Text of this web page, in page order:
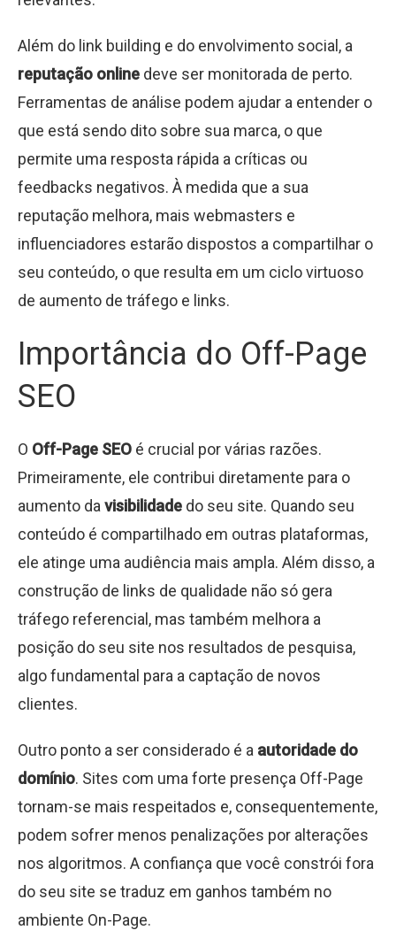
Além do link building e do envolvimento social, a
reputação online deve ser monitorada de perto.
Ferramentas de análise podem ajudar a entender o
que está sendo dito sobre sua marca, o que
permite uma resposta rápida a críticas ou
feedbacks negativos. À medida que a sua
reputação melhora, mais webmasters e
influenciadores estarão dispostos a compartilhar o
seu conteúdo, o que resulta em um ciclo virtuoso
de aumento de tráfego e links.
Importância do Off-Page
SEO
O Off-Page SEO é crucial por várias razões.
Primeiramente, ele contribui diretamente para o
aumento da visibilidade do seu site. Quando seu
conteúdo é compartilhado em outras plataformas,
ele atinge uma audiência mais ampla. Além disso, a
construção de links de qualidade não só gera
tráfego referencial, mas também melhora a
posição do seu site nos resultados de pesquisa,
algo fundamental para a captação de novos
clientes.
Outro ponto a ser considerado é a autoridade do
domínio. Sites com uma forte presença Off-Page
tornam-se mais respeitados e, consequentemente,
podem sofrer menos penalizações por alterações
nos algoritmos. A confiança que você constrói fora
do seu site se traduz em ganhos também no
ambiente On-Page.